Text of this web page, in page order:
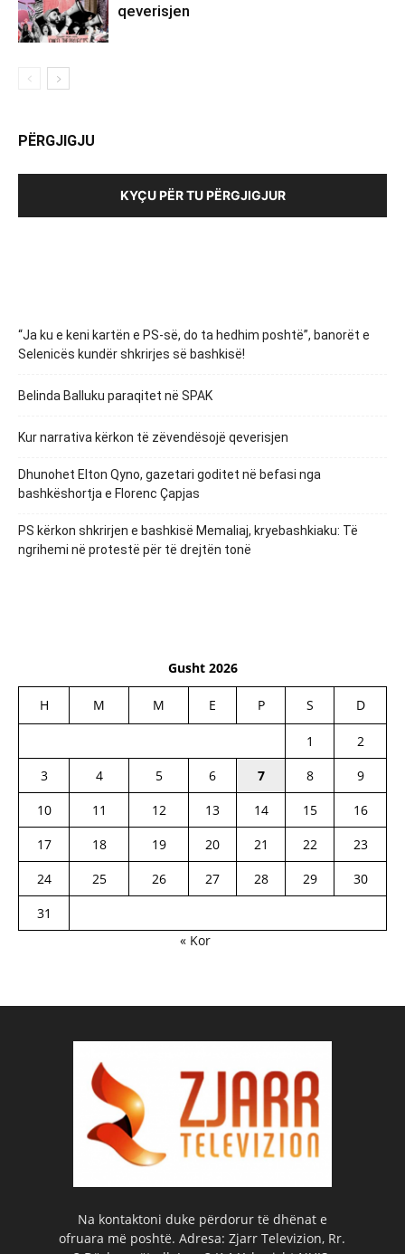
qeverisjen
PËRGJIGJU
KYÇU PËR TU PËRGJIGJUR
“Ja ku e keni kartën e PS-së, do ta hedhim poshtë”, banorët e
Selenicës kundër shkrirjes së bashkisë!
Belinda Balluku paraqitet në SPAK
Kur narrativa kërkon të zëvendësojë qeverisjen
Dhunohet Elton Qyno, gazetari goditet në befasi nga
bashkëshortja e Florenc Çapjas
PS kërkon shkrirjen e bashkisë Memaliaj, kryebashkiaku: Të
ngrihemi në protestë për të drejtën tonë
Gusht 2026
H M M E P S D
1
2
3
4 5 6 7 8
9
10
11 12 13 14 15
16
17
18 19 20 21 22
23
24
25 26 27 28 29
30
31
« Kor
Na kontaktoni duke përdorur të dhënat e
ofruara më poshtë. Adresa: Zjarr Televizion, Rr.